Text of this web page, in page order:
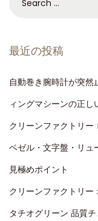
最近の投稿
自動巻き腕時計が突
ィングマシーンの正し
クリーンファクトリー
ベゼル・文字盤・リュ
見極めポイント
クリーンファクトリ
タチオグリーン 品質